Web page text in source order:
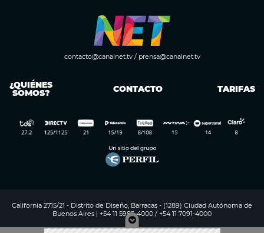
contacto@canalnet.tv/ prensa@canalnet.tv
¿QUIÉNES
SOMOS? CONTACTO TARIFAS
California 2715/21 - Distrito de Diseño, Barracas - (1289) Ciudad Autónoma de
Buenos Aires | +54 11 5985-4000 / +54 11 7091-4000